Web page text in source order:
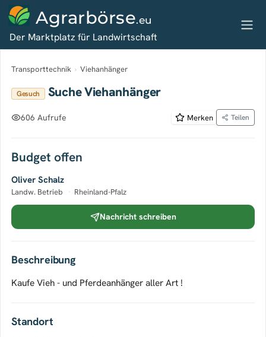
Agrarbörse.eu
Der Marktplatz für Landwirtschaft
Transporttechnik › Viehanhänger
Gesuch Suche Viehanhänger
606 Aufrufe Merken Teilen
Budget offen
Oliver Schalz
Landw. Betrieb · Rheinland-Pfalz
Nachricht schreiben
Beschreibung
Kaufe Vieh - und Pferdeanhänger aller Art !
Standort